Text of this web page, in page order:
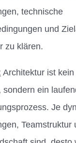
technische
und
zu klären.
Architektur ist
sondern ein
Je
Teamstruktur